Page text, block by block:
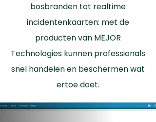
bosbranden tot realtime
incidentenkaarten: met de
producten van MEJOR
Technologies kunnen professionals
snel handelen en beschermen wat
ertoe doet.